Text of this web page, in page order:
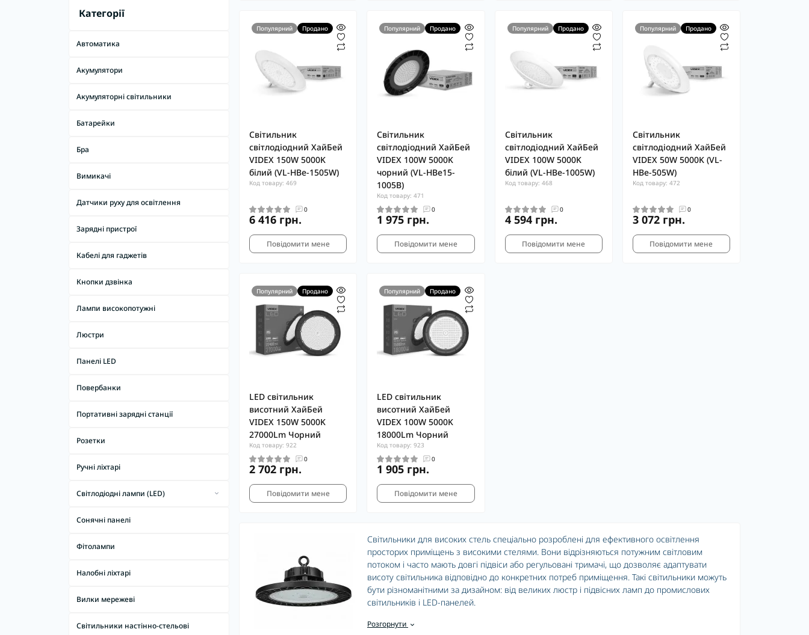
Категорії
Автоматика
Акумулятори
Акумуляторні світильники
Батарейки
Бра
Вимикачі
Датчики руху для освітлення
Зарядні пристрої
Кабелі для гаджетів
Кнопки дзвінка
Лампи високопотужні
Люстри
Панелі LED
Повербанки
Портативні зарядні станції
Розетки
Ручні ліхтарі
Світлодіодні лампи (LED)
Світлодіодні лампи (LED) цоколь E27
Світлодіодні лампи (LED) цоколь G4
Світлодіодні лампи (LED) цоколь GU10
Сонячні панелі
Фітолампи
Налобні ліхтарі
Вилки мережеві
Світильники настінно-стельові
Популярний Продано
Світильник
світлодіодний ХайБей
VIDEX 150W 5000K
білий (VL-HBe-1505W)
Код товару: 469
0
6 416 грн.
Повідомити мене
Популярний Продано
Світильник
світлодіодний ХайБей
VIDEX 100W 5000K
чорний (VL-HBe15-
1005B)
Код товару: 471
0
1 975 грн.
Повідомити мене
Популярний Продано
Світильник
світлодіодний ХайБей
VIDEX 100W 5000K
білий (VL-HBe-1005W)
Код товару: 468
0
4 594 грн.
Повідомити мене
Популярний Продано
Світильник
світлодіодний ХайБей
VIDEX 50W 5000K (VL-
HBe-505W)
Код товару: 472
0
3 072 грн.
Повідомити мене
Популярний Продано
LED світильник
висотний ХайБей
VIDEX 150W 5000K
27000Lm Чорний
Код товару: 922
0
2 702 грн.
Повідомити мене
Популярний Продано
LED світильник
висотний ХайБей
VIDEX 100W 5000K
18000Lm Чорний
Код товару: 923
0
1 905 грн.
Повідомити мене
Світильники для високих стель спеціально розроблені для ефективного освітлення
просторих приміщень з високими стелями. Вони відрізняються потужним світловим
потоком і часто мають довгі підвіси або регульовані тримачі, що дозволяє адаптувати
висоту світильника відповідно до конкретних потреб приміщення. Такі світильники можуть
бути різноманітними за дизайном: від великих люстр і підвісних ламп до промислових
світильників і LED-панелей.
Світильники для високих стель забезпечують рівномірне освітлення великої площі, що
Розгорнути